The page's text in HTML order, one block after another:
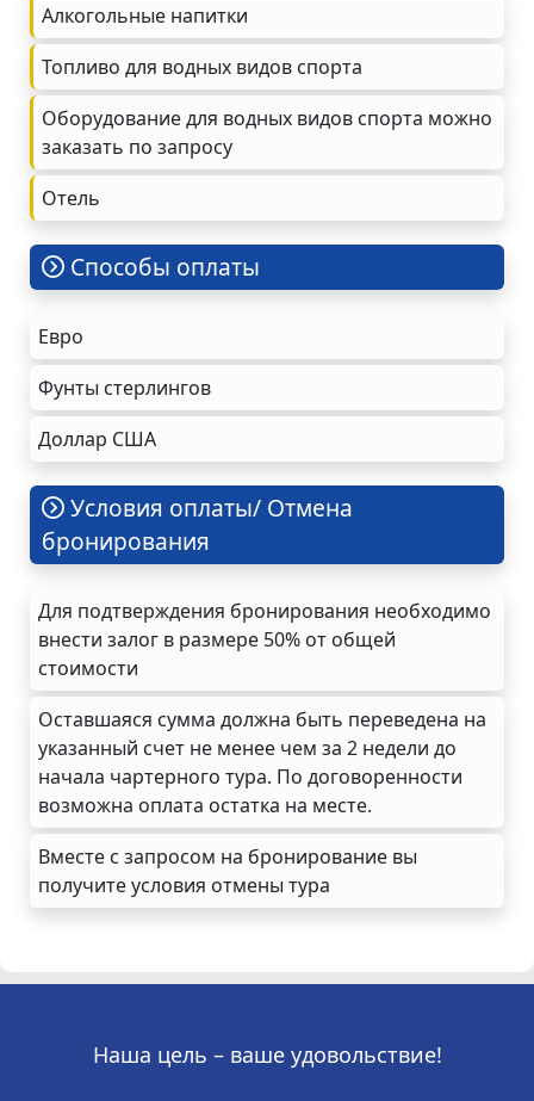
Алкогольные напитки
Топливо для водных видов спорта
Оборудование для водных видов спорта можно
заказать по запросу
Oтель
Cпособы оплаты
Евро
Фунты стерлингов
Доллар США
Условия оплаты/ Отмена
бронирования
Для подтверждения бронирования необходимо
внести залог в размере 50% от общей
стоимости
Оставшаяся сумма должна быть переведена на
указанный счет не менее чем за 2 недели до
начала чартерного тура. По договоренности
возможна оплата остатка на месте.
Вместе с запросом на бронирование вы
получите условия отмены тура
Наша цель – ваше удовольствие!